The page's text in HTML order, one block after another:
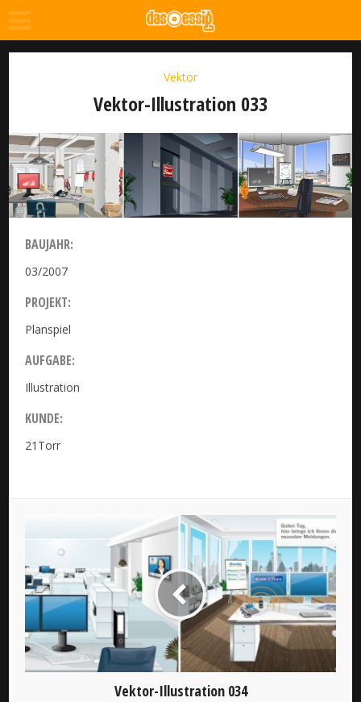
Vektor
Vektor-Illustration 033
BAUJAHR:
03/2007
PROJEKT:
Planspiel
AUFGABE:
Illustration
KUNDE:
21Torr
Vektor-Illustration 034